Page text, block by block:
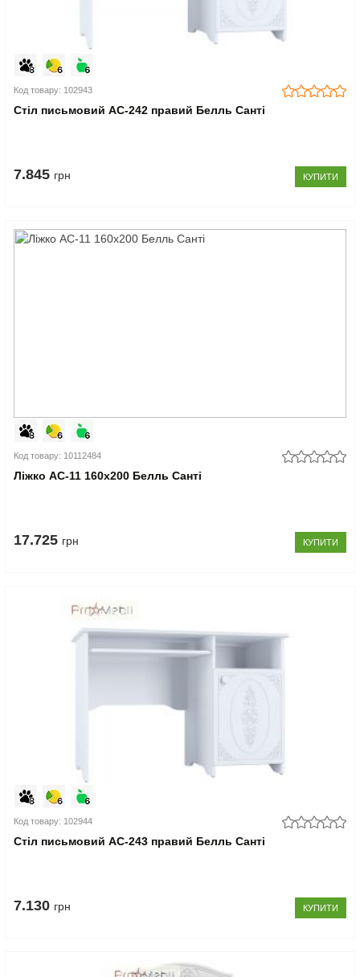
Код товару: 102943
Стіл письмовий АС-242 правий Белль Санті
7.845 грн КУПИТИ
Код товару: 10112484
Ліжко АС-11 160x200 Белль Санті
17.725 грн КУПИТИ
Код товару: 102944
Стіл письмовий АС-243 правий Белль Санті
7.130 грн КУПИТИ